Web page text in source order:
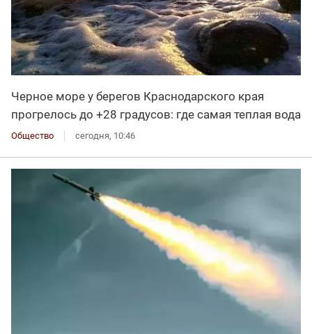
Черное море у берегов Краснодарского края
прогрелось до +28 градусов: где самая теплая вода
Общество сегодня, 10:46